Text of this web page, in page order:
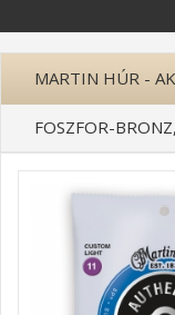
MARTIN HÚR -
FOSZFOR-